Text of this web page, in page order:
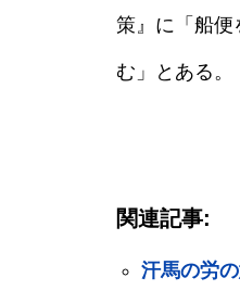
策』に「船便
む」とある。
関連記事:
汗馬の労